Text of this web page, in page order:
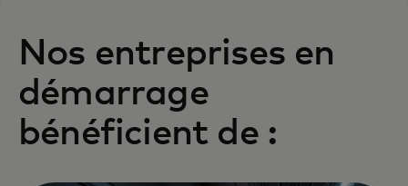
Nos entreprises en
démarrage
bénéficient de :